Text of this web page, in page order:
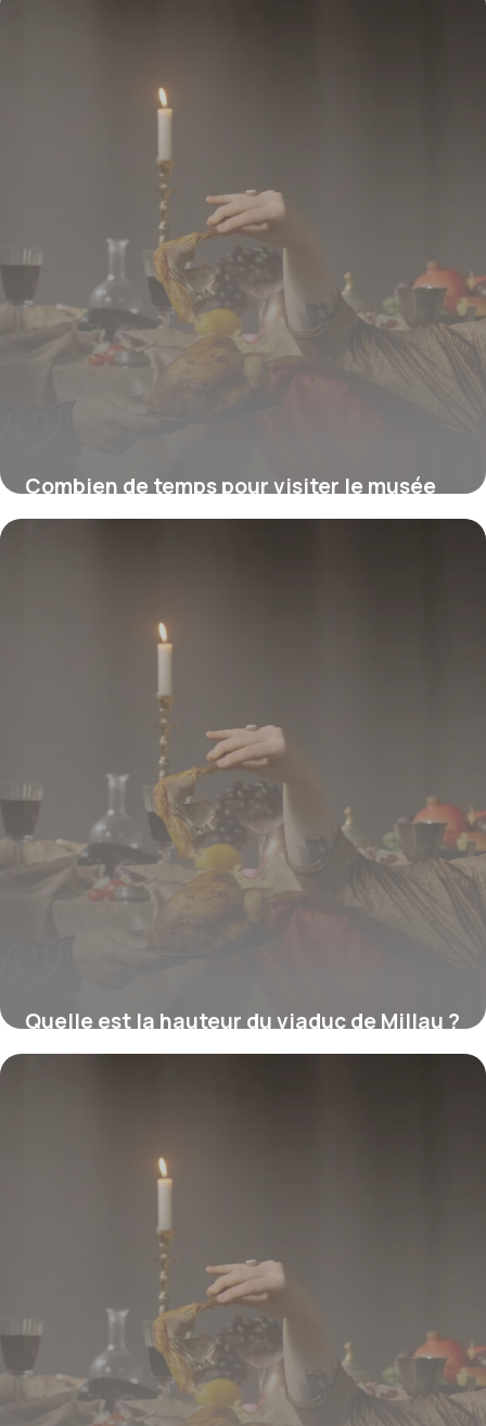
Combien de temps pour visiter le musée
d’Orsay ?
Quelle est la hauteur du viaduc de Millau ?
16 juillet 2026